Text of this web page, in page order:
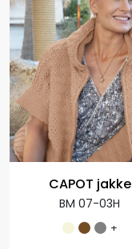
CAPOT jakke
BM 07-03H
+